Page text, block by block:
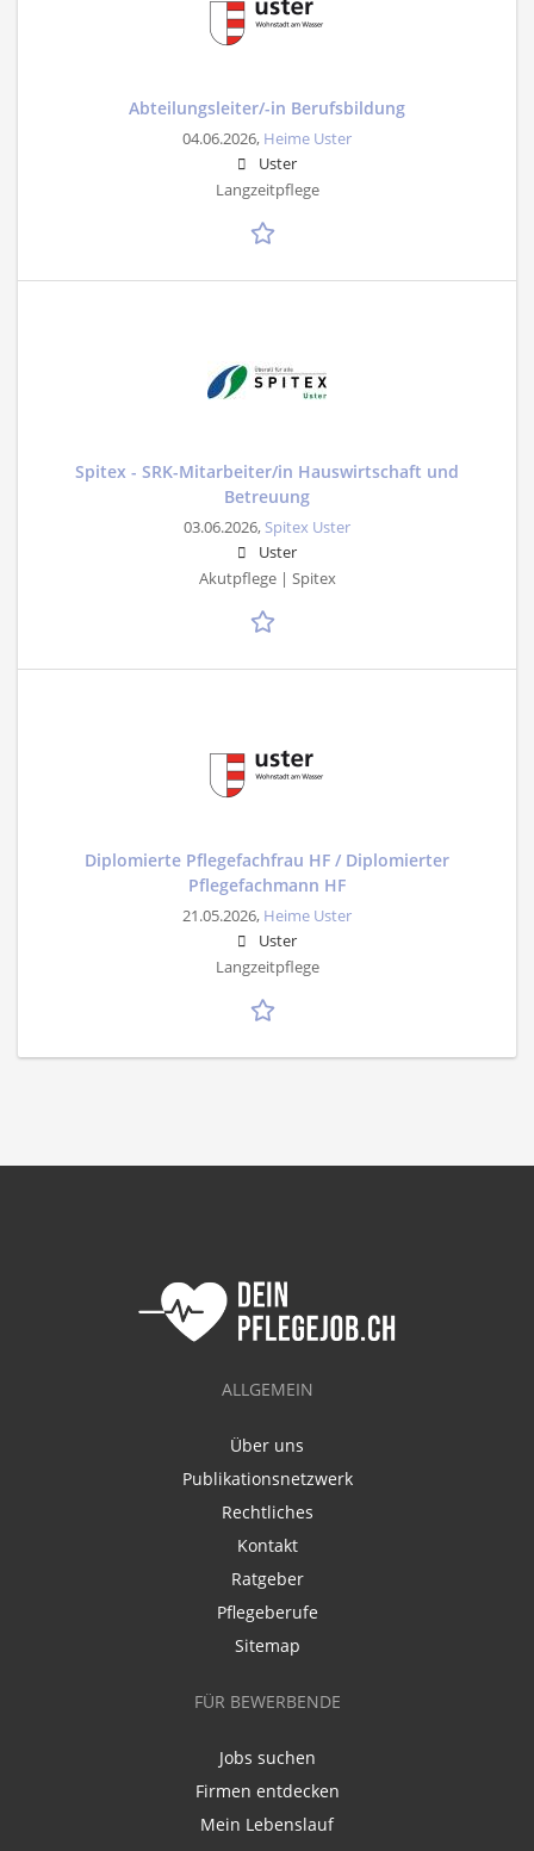
Abteilungsleiter/-in Berufsbildung
04.06.2026, Heime Uster
Uster
Langzeitpflege
Spitex - SRK-Mitarbeiter/in Hauswirtschaft und
Betreuung
03.06.2026, Spitex Uster
Uster
Akutpflege | Spitex
Diplomierte Pflegefachfrau HF / Diplomierter
Pflegefachmann HF
21.05.2026, Heime Uster
Uster
Langzeitpflege
ALLGEMEIN
Über uns
Publikationsnetzwerk
Rechtliches
Kontakt
Ratgeber
Pflegeberufe
Sitemap
FÜR BEWERBENDE
Jobs suchen
Firmen entdecken
Mein Lebenslauf